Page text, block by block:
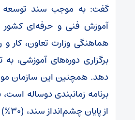
گفت: به موجب سند توسعه
آموزش فنی و حرفه‌ای
هماهنگی وزارت تعاون، کار و
برگزاری دوره‌های آموزشی، به
دهد. همچنین این سازمان
برنامه زمانبندی دوساله
از